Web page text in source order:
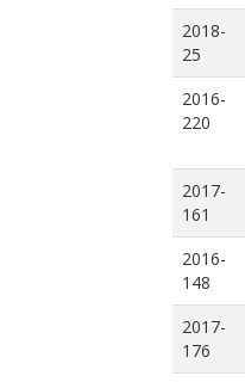
2018-
25
2016-
220
2017-
161
2016-
148
2017-
176